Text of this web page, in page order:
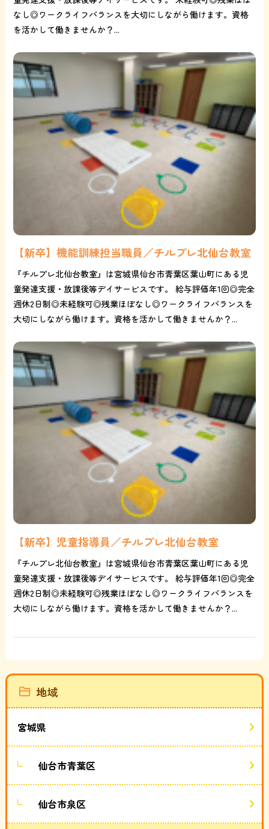
なし◎ワークライフバランスを大切にしながら働けます。資格
を活かして働きませんか？...
【新卒】機能訓練担当職員／チルプレ北仙台教室
『チルプレ北仙台教室』は宮城県仙台市青葉区葉山町にある児
童発達支援・放課後等デイサービスです。 給与評価年1回◎完全
週休2日制◎未経験可◎残業ほぼなし◎ワークライフバランスを
大切にしながら働けます。資格を活かして働きませんか？...
【新卒】児童指導員／チルプレ北仙台教室
『チルプレ北仙台教室』は宮城県仙台市青葉区葉山町にある児
童発達支援・放課後等デイサービスです。 給与評価年1回◎完全
週休2日制◎未経験可◎残業ほぼなし◎ワークライフバランスを
大切にしながら働けます。資格を活かして働きませんか？...
地域
宮城県
仙台市青葉区
仙台市泉区